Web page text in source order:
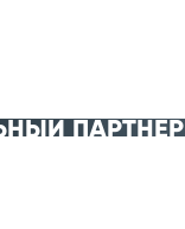
ПАРТНЁР